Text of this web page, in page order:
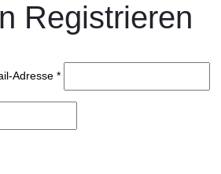
Registrieren
Adresse *